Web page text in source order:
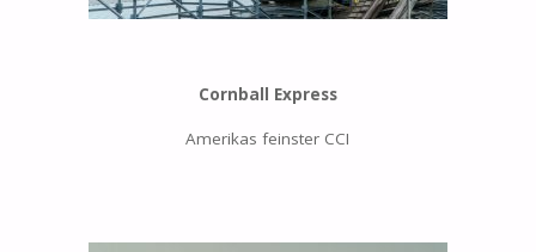
Cornball Express
Amerikas feinster CCI